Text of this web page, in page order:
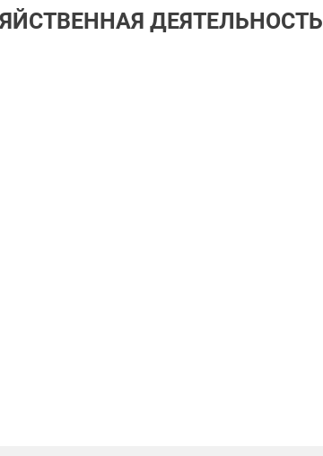
ДЕЯТЕЛЬНОСТЬ